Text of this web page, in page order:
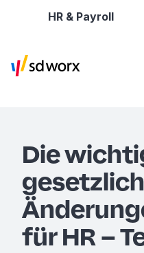
HR & Payroll
Die
für HR –